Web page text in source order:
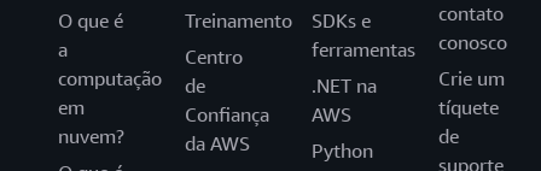
O que é
a
computação
em
nuvem?
Treinamento
Centro
de
Confiança
da AWS
SDKs e
ferramentas
.NET na
AWS
Python
contato
conosco
Crie um
tíquete
de
suporte